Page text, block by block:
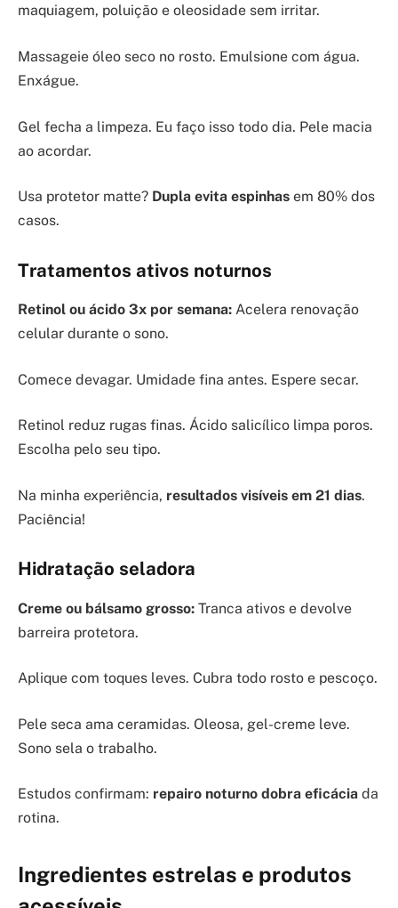
maquiagem, poluição e oleosidade sem irritar.
Massageie óleo seco no rosto. Emulsione com água.
Enxágue.
Gel fecha a limpeza. Eu faço isso todo dia. Pele macia
ao acordar.
Usa protetor matte? Dupla evita espinhas em 80% dos
casos.
Tratamentos ativos noturnos
Retinol ou ácido 3x por semana: Acelera renovação
celular durante o sono.
Comece devagar. Umidade fina antes. Espere secar.
Retinol reduz rugas finas. Ácido salicílico limpa poros.
Escolha pelo seu tipo.
Na minha experiência, resultados visíveis em 21 dias.
Paciência!
Hidratação seladora
Creme ou bálsamo grosso: Tranca ativos e devolve
barreira protetora.
Aplique com toques leves. Cubra todo rosto e pescoço.
Pele seca ama ceramidas. Oleosa, gel-creme leve.
Sono sela o trabalho.
Estudos confirmam: repairo noturno dobra eficácia da
rotina.
Ingredientes estrelas e produtos